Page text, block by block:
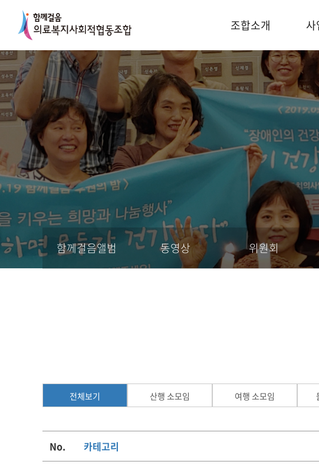
조합소개
함께걸음앨범 동영상 위원회
전체보기 산행 소모임 여행 소모임
No. 카테고리